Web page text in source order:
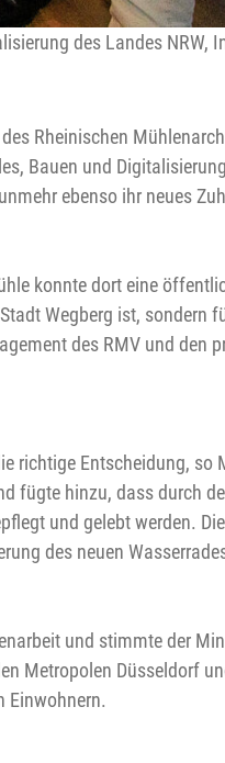
des Landes NRW,
Rheinischen
Bauen und
ebenso ihr neues
konnte dort eine
Wegberg ist, sondern
des RMV und den
richtige Entscheidung, so
fügte hinzu, dass durch
und gelebt werden.
des neuen
und stimmte der
Metropolen Düsseldorf
Einwohnern.